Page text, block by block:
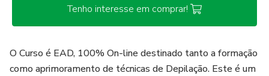
Tenho interesse em comprar!
O Curso é EAD, 100% On-line destinado tanto a formação
como aprimoramento de técnicas de Depilação. Este é um